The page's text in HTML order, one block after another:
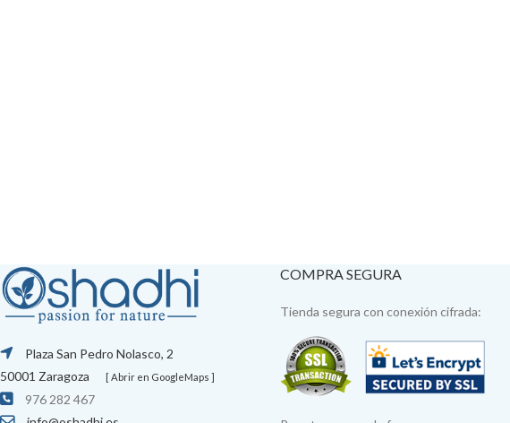
Plaza San Pedro Nolasco, 2
50001 Zaragoza
[ Abrir en GoogleMaps ]
976 282 467
COMPRA SEGURA
Tienda segura con conexión cifrada: